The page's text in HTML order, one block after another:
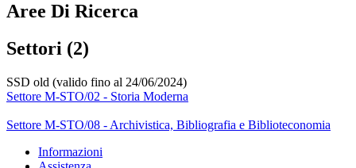
Aree Di Ricerca
Settori (2)
SSD old (valido fino al 24/06/2024)
Settore M-STO/02 - Storia Moderna
Settore M-STO/08 - Archivistica, Bibliografia e Biblioteconomia
Informazioni